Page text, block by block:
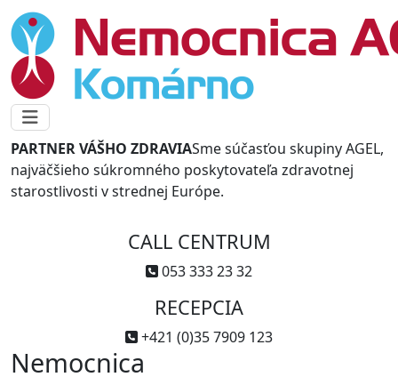
PARTNER VÁŠHO ZDRAVIASme súčasťou skupiny AGEL,
najväčšieho súkromného poskytovateľa zdravotnej
starostlivosti v strednej Európe.
CALL CENTRUM
053 333 23 32
RECEPCIA
+421 (0)35 7909 123
Nemocnica